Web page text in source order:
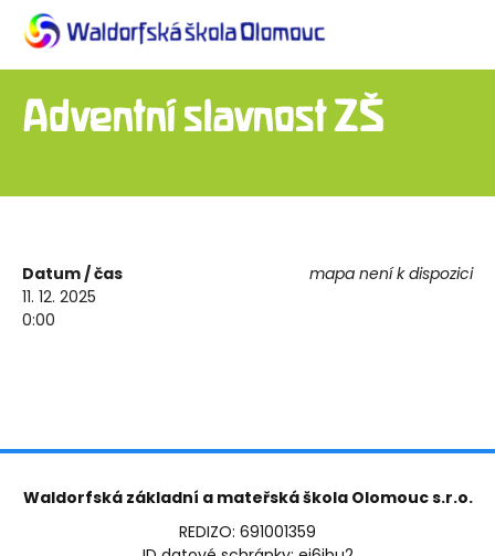
Adventní slavnost ZŠ
mapa není k dispozici
Datum / čas
11. 12. 2025
0:00
Waldorfská základní a mateřská škola Olomouc s.r.o.
REDIZO: 691001359